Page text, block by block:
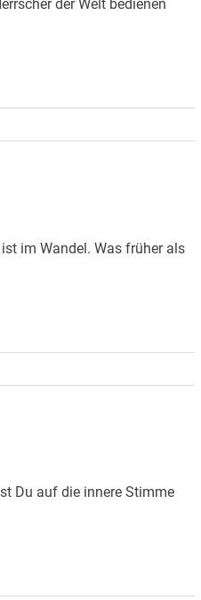
der Welt bedienen
im Wandel. Was früher als
Du auf die innere Stimme